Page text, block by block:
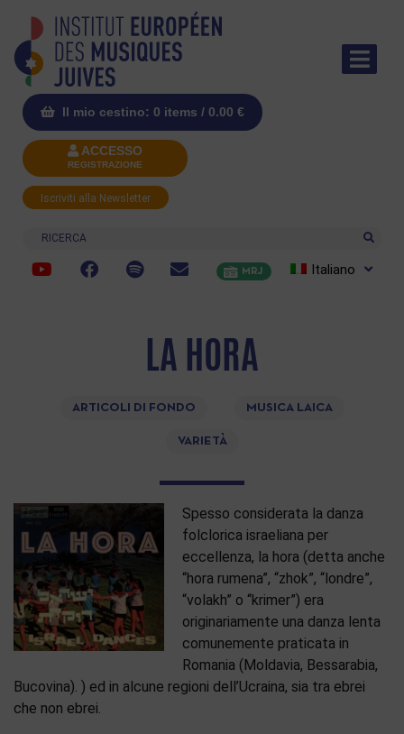
Il mio cestino: 0 items / 0.00 €
ACCESSO
REGISTRAZIONE
Iscriviti alla Newsletter
Ricerca
MRJ Italiano
LA HORA
ARTICOLI DI FONDO MUSICA LAICA
VARIETÀ
Spesso considerata la danza
folclorica israeliana per
eccellenza, la hora (detta anche
“hora rumena”, “zhok”, “londre”,
“volakh” o “krimer”) era
originariamente una danza lenta
comunemente praticata in
Romania (Moldavia, Bessarabia,
Bucovina). ) ed in alcune regioni dell’Ucraina, sia tra ebrei
che non ebrei.